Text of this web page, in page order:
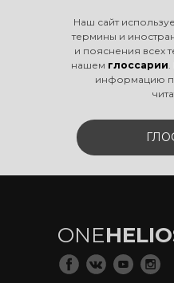
Наш сайт
термины и
и пояснения всех
нашем глоссарии.
информацию
ONE